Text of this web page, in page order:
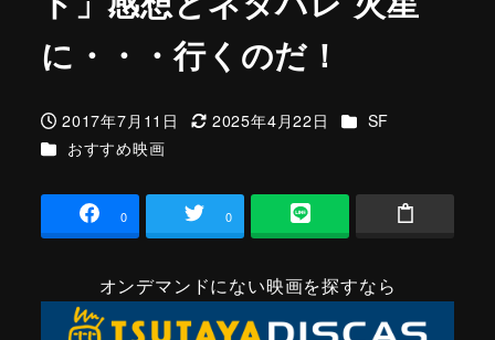
に・・・行くのだ！
投稿日
2017年7月11日
更新日
2025年4月22日 カテゴリー
SF
カテゴリー
おすすめ映画
0 0
オンデマンドにない映画を探すなら